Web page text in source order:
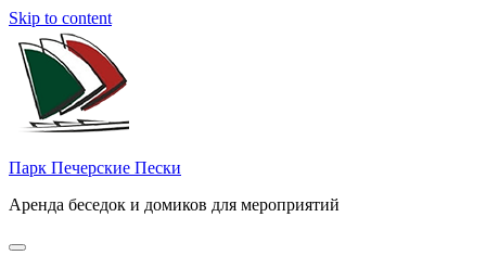
Skip to content
Парк Печерские Пески
Аренда беседок и домиков для мероприятий